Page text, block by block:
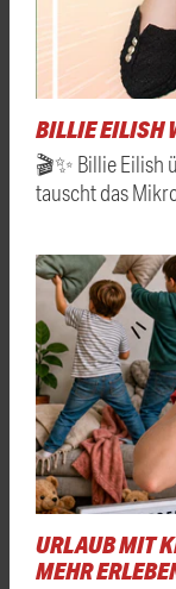
BILLIE EILISH
🎬✨ Billie Eilish
tauscht das
URLAUB MIT
MEHR